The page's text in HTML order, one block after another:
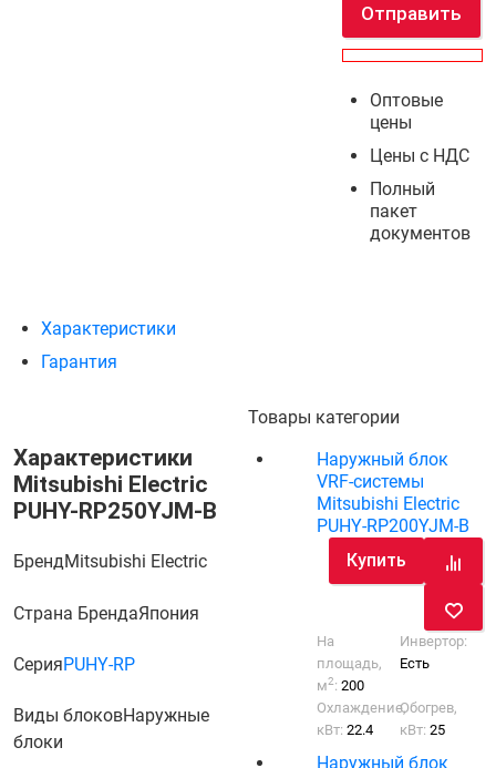
Отправить
Оптовые
цены
Цены с НДС
Полный
пакет
документов
Характеристики
Гарантия
Характеристики
Mitsubishi Electric
PUHY-RP250YJM-B
БрендMitsubishi Electric
Страна БрендаЯпония
СерияPUHY-RP
Виды блоковНаружные
блоки
Товары категории
Наружный блок
VRF-системы
Mitsubishi Electric
PUHY-RP200YJM-B
Купить
На
площадь,
м2:200
Инвертор:
Есть
Охлаждение,
кВт:22.4
Обогрев,
кВт:25
Наружный блок